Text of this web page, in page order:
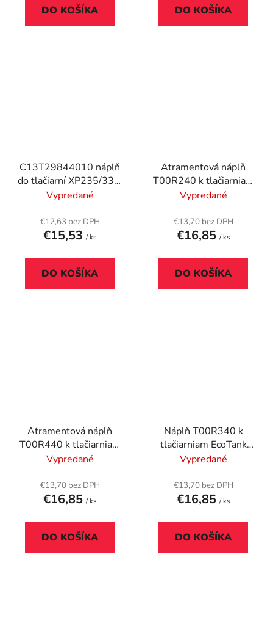
DO KOŠÍKA DO KOŠÍKA
C13T29844010 náplň
do tlačiarní XP235/332,
EPSON, žltá, 3,2ml
Vypredané
€12,63 bez DPH
€15,53 / ks
DO KOŠÍKA
Atramentová náplň
T00R240 k tlačiarniam
EcoTank L7160, L7180,
Vypredané
€13,70 bez DPH
€16,85 / ks
DO KOŠÍKA
Atramentová náplň
T00R440 k tlačiarniam
EcoTank L7160, L7180,
Vypredané
€13,70 bez DPH
€16,85 / ks
DO KOŠÍKA
Náplň T00R340 k
tlačiarniam EcoTank
L7160, L7180, EPSON,
Vypredané
€13,70 bez DPH
€16,85 / ks
DO KOŠÍKA